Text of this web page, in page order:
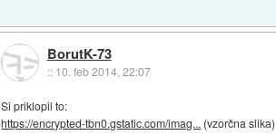
BorutK-73
:: 10. feb 2014, 22:07
Si priklopil to:
https://encrypted-tbn0.gstatic.com/imag... (vzorčna slika)